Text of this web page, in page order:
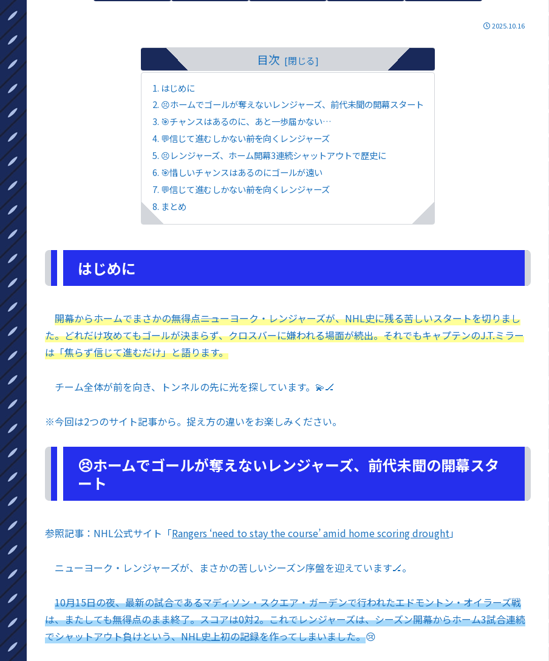
2025.10.16
目次
はじめに
😣ホームでゴールが奪えないレンジャーズ、前代未聞の開幕スタート
🎯チャンスはあるのに、あと一歩届かない…
💬信じて進むしかない――前を向くレンジャーズ
😣レンジャーズ、ホーム開幕3連続シャットアウトで歴史に
🎯惜しいチャンスはあるのにゴールが遠い
💬信じて進むしかない――前を向くレンジャーズ
まとめ
はじめに
開幕からホームでまさかの無得点――ニューヨーク・レンジャーズが、NHL史に残る苦しいスタートを切りまし
た。どれだけ攻めてもゴールが決まらず、クロスバーに嫌われる場面が続出。それでもキャプテンのJ.T.ミラー
は「焦らず信じて進むだけ」と語ります。
チーム全体が前を向き、トンネルの先に光を探しています。💫🏒
※今回は2つのサイト記事から。捉え方の違いをお楽しみください。
😣ホームでゴールが奪えないレンジャーズ、前代未聞の開幕スタ
ート
参照記事：NHL公式サイト「Rangers ‘need to stay the course’ amid home scoring drought」
ニューヨーク・レンジャーズが、まさかの苦しいシーズン序盤を迎えています🏒。
10月15日の夜、最新の試合であるマディソン・スクエア・ガーデンで行われたエドモントン・オイラーズ戦
は、またしても無得点のまま終了。スコアは0対2。これでレンジャーズは、シーズン開幕からホーム3試合連続
でシャットアウト負けという、NHL史上初の記録を作ってしまいました。😢